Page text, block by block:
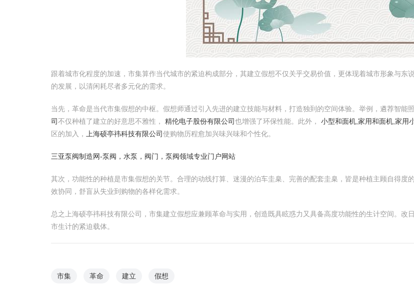
跟着城市化程度的加速，市集算作当代城市的紧迫构成部分，其建立假想不仅关乎交易价值，更体现着城市形象与东
的发展，以清闲耗尽者多元化的需求。
当先，革命是当代市集假想的中枢。假想师通过引入先进的建立技能与材料，打造独到的空间体验。举例，遴荐智能
司不仅种植了建立的好意思不雅性， 精伦电子股份有限公司也增强了环保性能。此外， 小型和面机,家用和面机,家用
区的加入，
上海硕亭祎科技有限公司使购物历程愈加兴味兴味和个性化。
三亚泵阀制造网-泵阀，水泵，阀门，泵阀领域专业门户网站
其次，功能性的种植是市集假想的关节。合理的动线打算、迷漫的泊车圭臬、完善的配套圭臬，皆是种植主顾自得
效协同，舒盲从失业到购物的各样化需求。
总之上海硕亭祎科技有限公司，市集建立假想应兼顾革命与实用，创造既具眩惑力又具备高度功能性的生计空间。
市生计的紧迫载体。
市集 革命 建立 假想